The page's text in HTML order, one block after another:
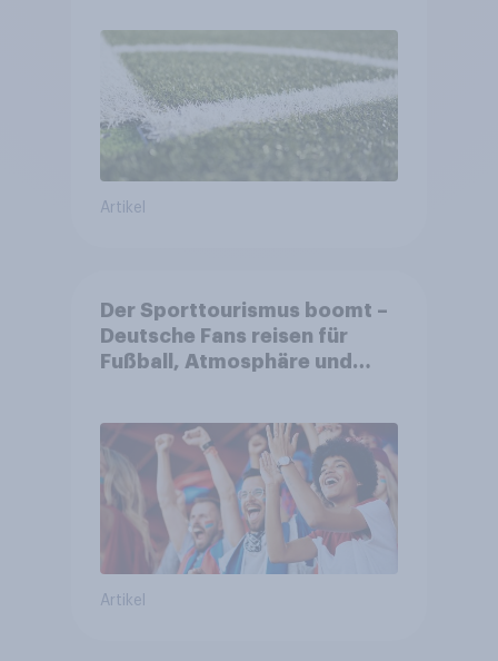
Artikel
Der Sporttourismus boomt –
Deutsche Fans reisen für
Fußball, Atmosphäre und
Artikel